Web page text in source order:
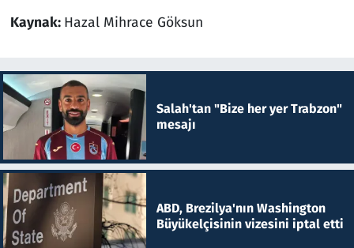
Kaynak: Hazal Mihrace Göksun
Salah'tan "Bize her yer Trabzon"
mesajı
ABD, Brezilya'nın Washington
Büyükelçisinin vizesini iptal etti